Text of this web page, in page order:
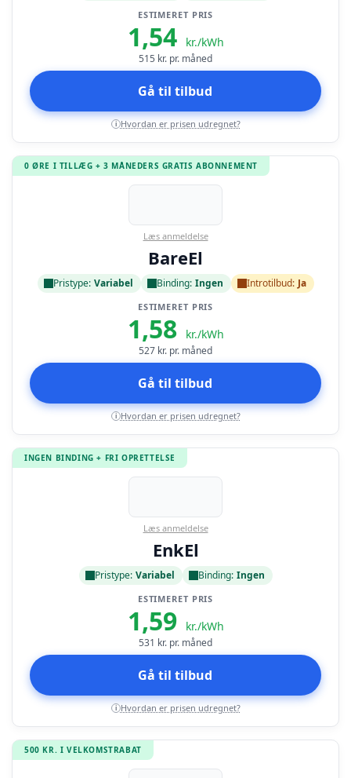
ESTIMERET PRIS
1,54 kr./kWh
515 kr. pr. måned
Gå til tilbud
i Hvordan er prisen udregnet?
0 ØRE I TILLÆG + 3 MÅNEDERS GRATIS ABONNEMENT
Læs anmeldelse
BareEl
Pristype: Variabel Binding: Ingen Introtilbud: Ja
ESTIMERET PRIS
1,58 kr./kWh
527 kr. pr. måned
Gå til tilbud
i Hvordan er prisen udregnet?
INGEN BINDING + FRI OPRETTELSE
Læs anmeldelse
EnkEl
Pristype: Variabel Binding: Ingen
ESTIMERET PRIS
1,59 kr./kWh
531 kr. pr. måned
Gå til tilbud
i Hvordan er prisen udregnet?
500 KR. I VELKOMSTRABAT